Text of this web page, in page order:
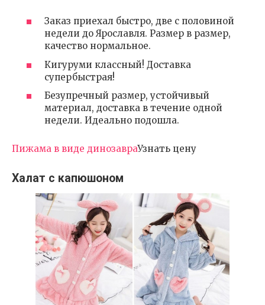
Заказ приехал быстро, две с половиной
недели до Ярославля. Размер в размер,
качество нормальное.
Кигуруми классный! Доставка
супербыстрая!
Безупречный размер, устойчивый
материал, доставка в течение одной
недели. Идеально подошла.
Пижама в виде динозавраУзнать цену
Халат с капюшоном